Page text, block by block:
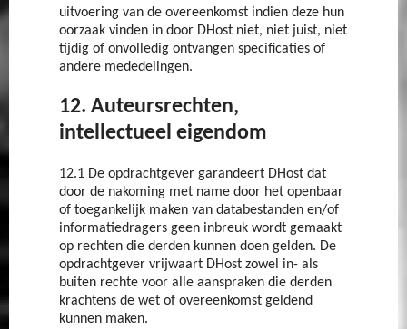
uitvoering van de overeenkomst indien deze hun
oorzaak vinden in door DHost niet, niet juist, niet
tijdig of onvolledig ontvangen specificaties of
andere mededelingen.
12. Auteursrechten,
intellectueel eigendom
12.1 De opdrachtgever garandeert DHost dat
door de nakoming met name door het openbaar
of toegankelijk maken van databestanden en/of
informatiedragers geen inbreuk wordt gemaakt
op rechten die derden kunnen doen gelden. De
opdrachtgever vrijwaart DHost zowel in- als
buiten rechte voor alle aanspraken die derden
krachtens de wet of overeenkomst geldend
kunnen maken.